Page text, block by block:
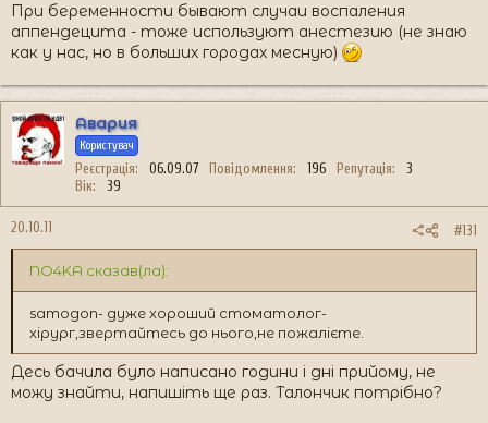
При беременности бывают случаи воспаления
аппендецита - тоже используют анестезию (не знаю
как у нас, но в больших городах месную)
Авария
Користувач
Реєстрація 06.09.07 Повідомлення 196 Репутація
3
Вік
39
20.10.11 #131
NO4KA сказав(ла):
samogon- дуже хороший стоматолог-
хірург,звертайтесь до нього,не пожалієте.
Десь бачила було написано години і дні прийому, не
можу знайти, напишіть ще раз. Талончик потрібно?